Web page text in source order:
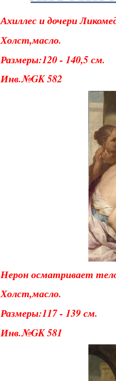
Ахиллес и дочери
Холст,масло.
Размеры:120 - 140,5 см.
Инв.№GK 582
Нерон осматривает
Холст,масло.
Размеры:117 - 139 см.
Инв.№GK 581